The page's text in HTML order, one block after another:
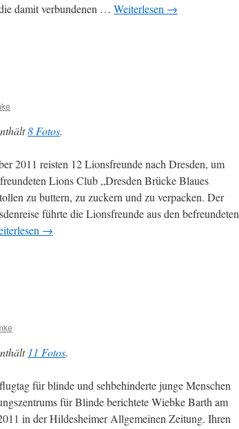
damit verbundenen … Weiterlesen →
8 Fotos.
2011 reisten 12 Lionsfreunde nach Dresden, um
Lions Club „Dresden Brücke Blaues
zu buttern, zu zuckern und zu verpacken. Der
führte die Lionsfreunde aus den befreundeten
→
11 Fotos.
für blinde und sehbehinderte junge Menschen
für Blinde berichtete Wiebke Barth am
in der Hildesheimer Allgemeinen Zeitung. Ihren